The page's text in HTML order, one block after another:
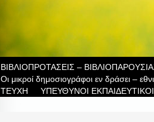
ΒIBΛΙΟΠΡΟΤΑΣΕΙΣ –
Οι μικροί δημοσιογράφοι εν δράσει –
ΤΕΥΧΗ
ΥΠΕΥΘΥΝΟΙ